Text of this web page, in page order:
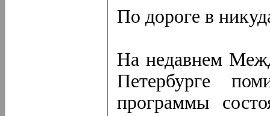
По дороге в
На недавнем
Петербурге
программы